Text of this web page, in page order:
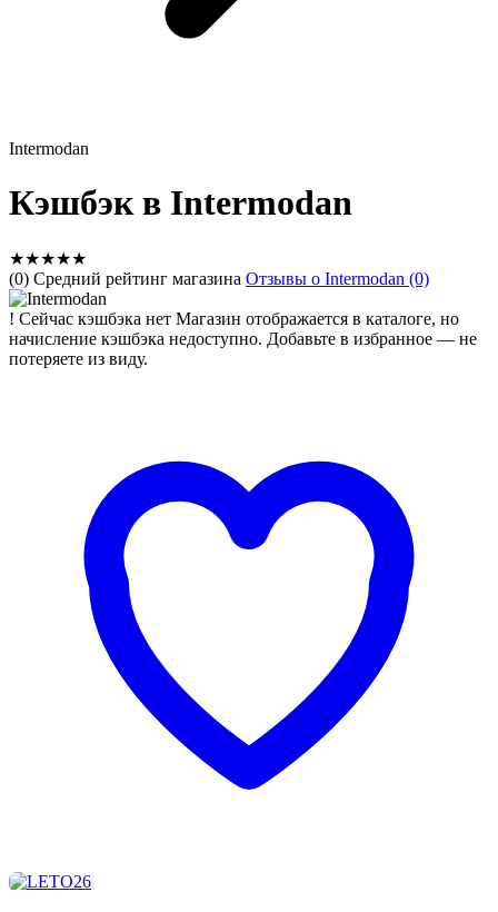
Intermodan
Кэшбэк в Intermodan
★★★★★
(0) Средний рейтинг магазина Отзывы о Intermodan (0)
! Сейчас кэшбэка нет Магазин отображается в каталоге, но
начисление кэшбэка недоступно. Добавьте в избранное — не
потеряете из виду.